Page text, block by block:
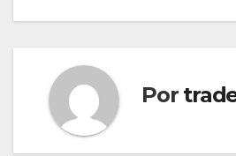
Por